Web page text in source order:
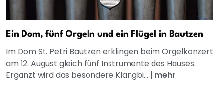
Ein Dom, fünf Orgeln und ein Flügel in Bautzen
Im Dom St. Petri Bautzen erklingen beim Orgelkonzert
am 12. August gleich fünf Instrumente des Hauses.
Ergänzt wird das besondere Klangbi... | mehr